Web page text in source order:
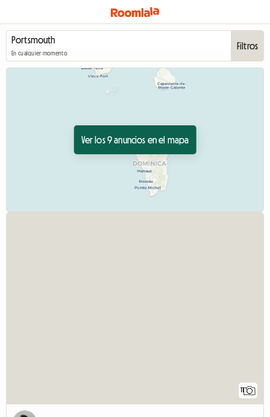
En cualquier momento
Filtros
Ver los 9 anuncios en el mapa
11